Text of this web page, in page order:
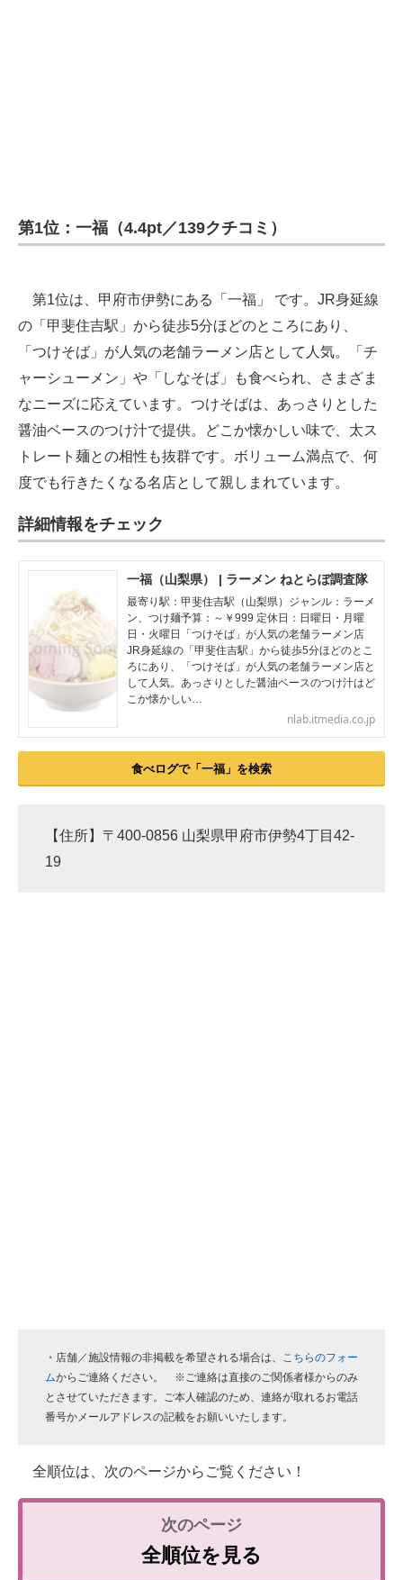
第1位：一福（4.4pt／139クチコミ）
第1位は、甲府市伊勢にある「一福」 です。JR身延線
の「甲斐住吉駅」から徒歩5分ほどのところにあり、
「つけそば」が人気の老舗ラーメン店として人気。「チ
ャーシューメン」や「しなそば」も食べられ、さまざま
なニーズに応えています。つけそばは、あっさりとした
醤油ベースのつけ汁で提供。どこか懐かしい味で、太ス
トレート麺との相性も抜群です。ボリューム満点で、何
度でも行きたくなる名店として親しまれています。
詳細情報をチェック
一福（山梨県） | ラーメン ねとらぼ調査隊
最寄り駅：甲斐住吉駅（山梨県）ジャンル：ラーメ
ン、つけ麺予算：～￥999 定休日：日曜日・月曜
日・火曜日「つけそば」が人気の老舗ラーメン店
JR身延線の「甲斐住吉駅」から徒歩5分ほどのとこ
ろにあり、「つけそば」が人気の老舗ラーメン店と
して人気。あっさりとした醤油ベースのつけ汁はど
こか懐かしい…
nlab.itmedia.co.jp
食べログで「一福」を検索
【住所】〒400-0856 山梨県甲府市伊勢4丁目42-
19
・店舗／施設情報の非掲載を希望される場合は、 こちらのフォー
ムからご連絡ください。 ※ご連絡は直接のご関係者様からのみ
とさせていただきます。ご本人確認のため、連絡が取れるお電話
番号かメールアドレスの記載をお願いいたします。
全順位は、次のページからご覧ください！
全順位を見る